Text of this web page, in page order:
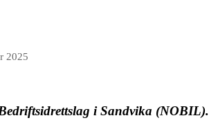
2025
i Sandvika (NOBIL).